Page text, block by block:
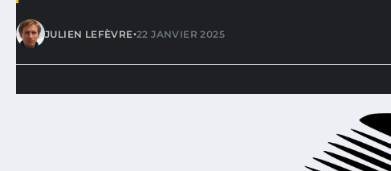
JULIEN LEFÈVRE•22 JANVIER 2025